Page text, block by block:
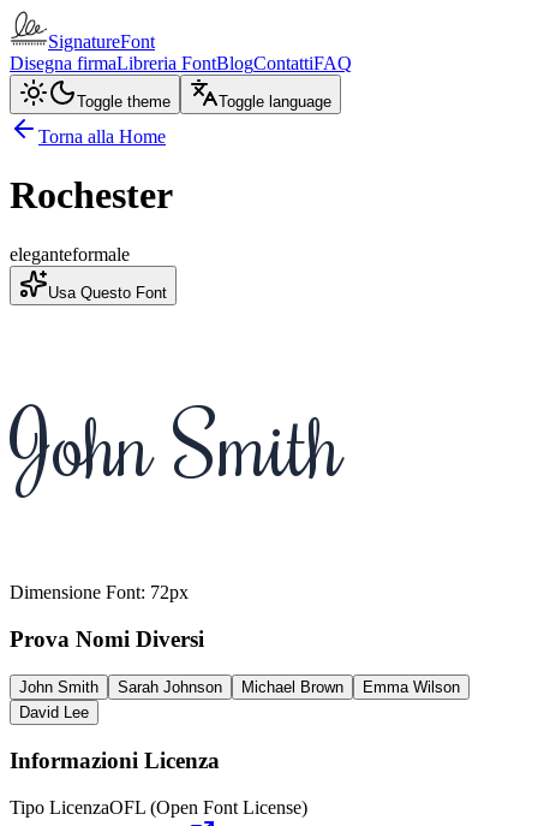
SignatureFont
Disegna firmaLibreria FontBlogContattiFAQ
Toggle theme Toggle language
Torna alla Home
Rochester
eleganteformale
Usa Questo Font
John Smith
Dimensione Font: 72px
Prova Nomi Diversi
John Smith Sarah Johnson Michael Brown
Emma Wilson
David Lee
Informazioni Licenza
Tipo LicenzaOFL (Open Font License)